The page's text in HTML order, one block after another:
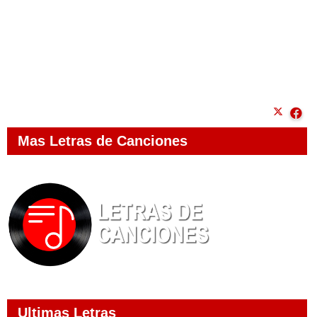
Mas Letras de Canciones
Ultimas Letras